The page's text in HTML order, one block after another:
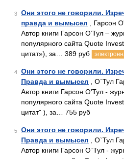
3
Они этого не говорили.
правда и вымысел , Гарсон
Автор книги Гарсон О’Тул –
популярного сайта Quote
цитат»), за… 389 руб
4
Они этого не говорили.
Правда и вымысел , О`Тул
Автор книги Гарсон О'Тул -
популярного сайта Quote
цитат" ), за… 755 руб
5
Они этого не говорили.
Правда и вымысел , О`Тул
Автор книги Гарсон О`Тул -